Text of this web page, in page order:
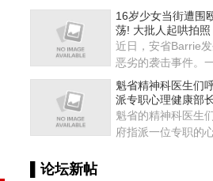
坐标渥太华的网友
（@cubiclejail）发
16岁少女当街遭围
荡! 大批人起哄拍照
近日，安省Barrie
恶劣的袭击事件。
女在Kempenfest活
魁省精神科医生们
派专职心理健康部
魁省的精神科医生
府指派一位专职的
▌论坛新帖